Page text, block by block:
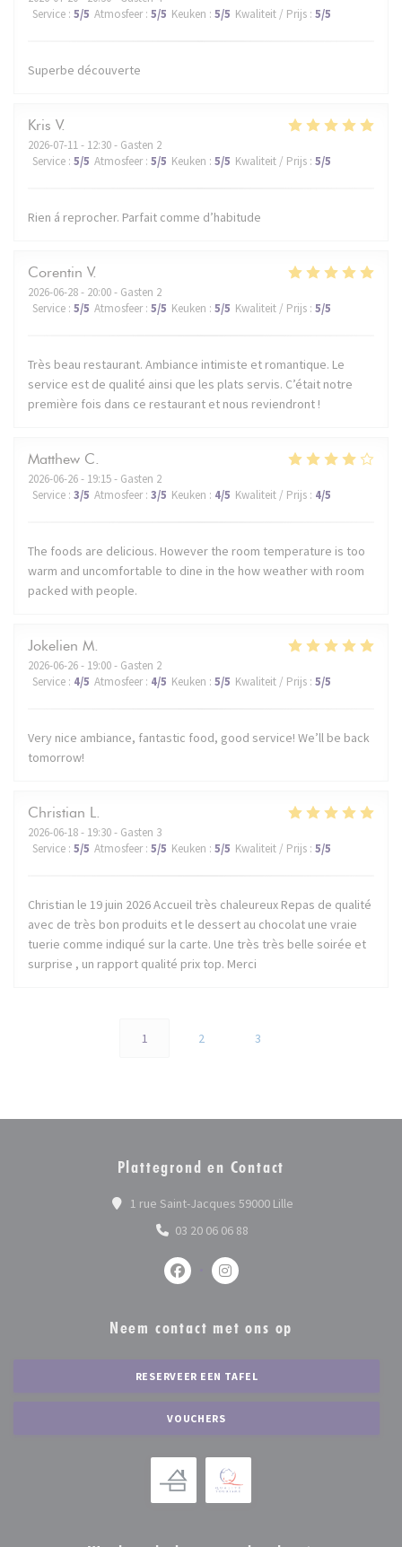
Service : 5/5 Atmosfeer : 5/5 Keuken : 5/5 Kwaliteit / Prijs : 5/5
Superbe découverte
Kris V
2026-07-11- 12:30 - Gasten 2
Service : 5/5 Atmosfeer : 5/5 Keuken : 5/5 Kwaliteit / Prijs : 5/5
Rien á reprocher. Parfait comme d’habitude
Corentin V
2026-06-28- 20:00 - Gasten 2
Service : 5/5 Atmosfeer : 5/5 Keuken : 5/5 Kwaliteit / Prijs : 5/5
Très beau restaurant. Ambiance intimiste et romantique. Le
service est de qualité ainsi que les plats servis. C’était notre
première fois dans ce restaurant et nous reviendront !
Matthew C
2026-06-26- 19:15 - Gasten 2
Service : 3/5 Atmosfeer : 3/5 Keuken : 4/5 Kwaliteit / Prijs : 4/5
The foods are delicious. However the room temperature is too
warm and uncomfortable to dine in the how weather with room
packed with people.
Jokelien M
2026-06-26- 19:00 - Gasten 2
Service : 4/5 Atmosfeer : 4/5 Keuken : 5/5 Kwaliteit / Prijs : 5/5
Very nice ambiance, fantastic food, good service! We’ll be back
tomorrow!
Christian L
2026-06-18- 19:30 - Gasten 3
Service : 5/5 Atmosfeer : 5/5 Keuken : 5/5 Kwaliteit / Prijs : 5/5
Christian le 19 juin 2026 Accueil très chaleureux Repas de qualité
avec de très bon produits et le dessert au chocolat une vraie
tuerie comme indiqué sur la carte. Une très très belle soirée et
surprise , un rapport qualité prix top. Merci
1 2 3
Plattegrond en Contact
1 rue Saint-Jacques 59000 Lille((opent in een
03 20 06 06 88
Facebook ((opent in een nieuw
Instagram ((opent in een
Neem contact met ons op
RESERVEER EEN TAFEL
VOUCHERS